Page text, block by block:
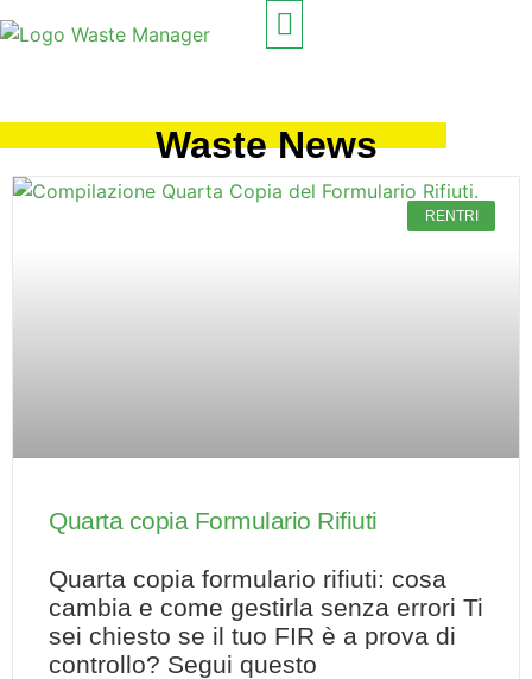
Waste News
RENTRI
Quarta copia Formulario Rifiuti
Quarta copia formulario rifiuti: cosa
cambia e come gestirla senza errori Ti
sei chiesto se il tuo FIR è a prova di
controllo? Segui questo